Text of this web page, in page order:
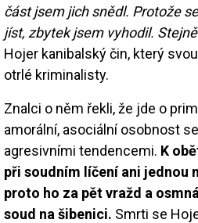
část jsem jich snědl. Protože
jíst, zbytek jsem vyhodil. Stejně
Hojer kanibalský čin, který
otrlé kriminalisty.
Znalci o něm řekli, že jde o
amorální, asociální osobnost
agresivními tendencemi. K
při soudním líčení ani jednou
proto ho za pět vražd a
soud na šibenici. Smrti se